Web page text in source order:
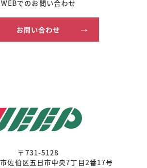
WEBでのお問い合わせ
お問い合わせ
〒731-5128
佐伯区五日市中央7丁目2番17号